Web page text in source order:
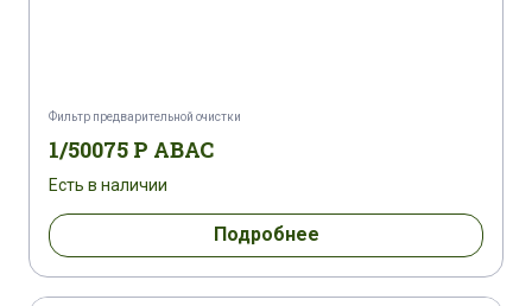
Фильтр предварительной очистки
1/50075 P ABAC
Есть в наличии
Подробнее